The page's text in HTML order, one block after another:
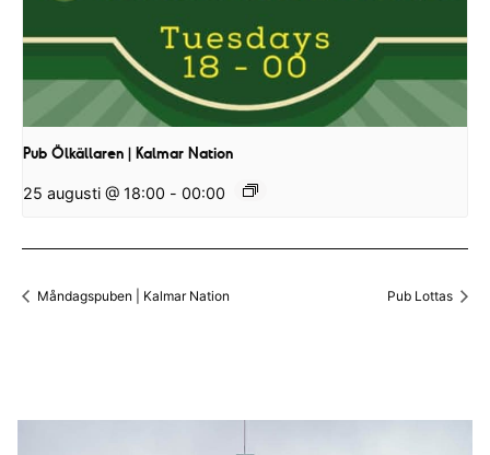
Pub Ölkällaren | Kalmar Nation
25 augusti @ 18:00 - 00:00
Måndagspuben | Kalmar Nation Pub Lottas